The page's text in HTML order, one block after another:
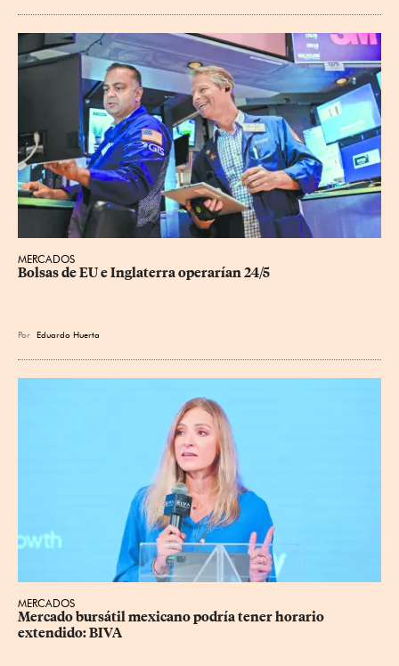
MERCADOS
Bolsas de EU e Inglaterra operarían 24/5
Por Eduardo Huerta
MERCADOS
Mercado bursátil mexicano podría tener horario
extendido: BIVA